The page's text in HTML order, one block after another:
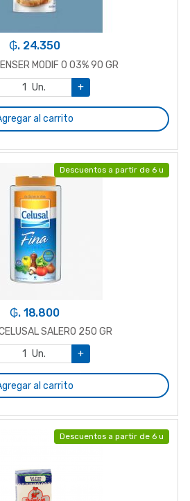
₲. 24.350
MODIF 0 03% 90 GR
Un. +
al carrito
Descuentos a partir de 6 u
₲. 18.800
SALERO 250 GR
Un. +
al carrito
Descuentos a partir de 6 u